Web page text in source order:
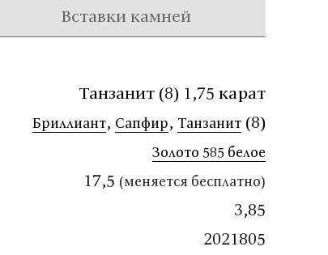
Вставки камней
Танзанит (8) 1,75 карат
Бриллиант, Сапфир, Танзанит (8)
Золото 585 белое
17,5 (меняется бесплатно)
3,85
2021805